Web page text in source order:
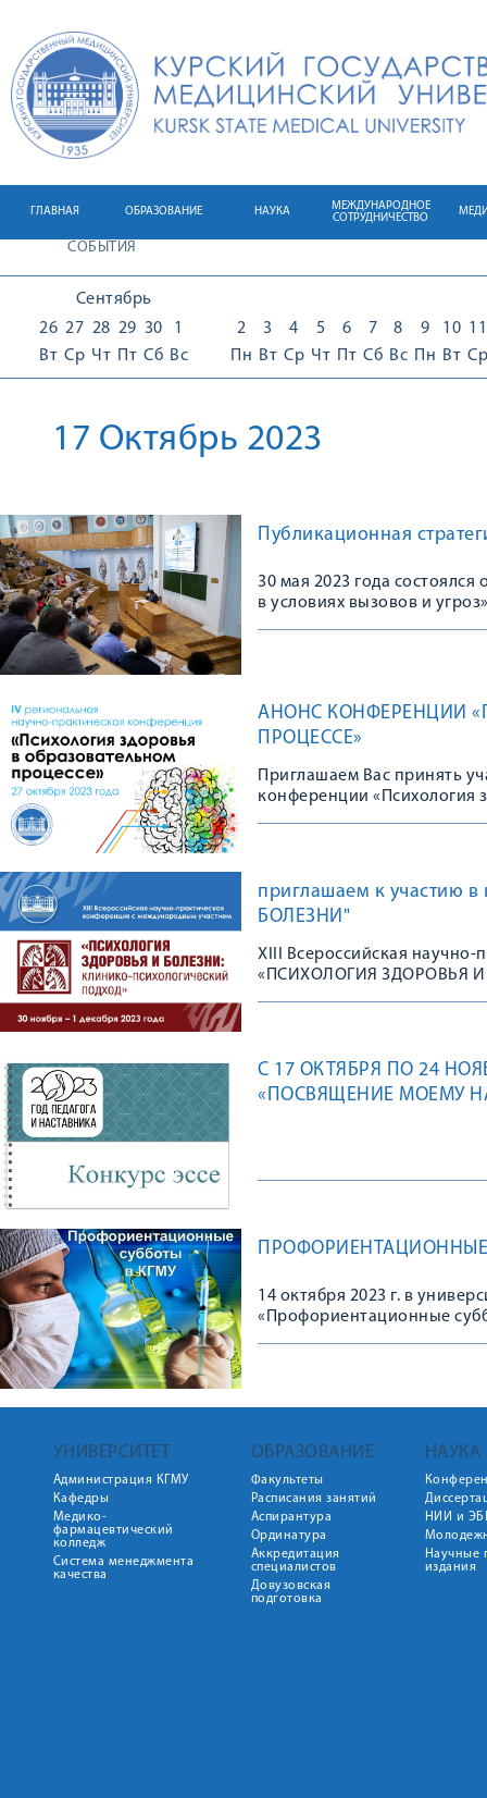
ГЛАВНАЯ ОБРАЗОВАНИЕ НАУКА
МЕЖДУНАРОДНОЕ
СОТРУДНИЧЕСТВО
СОБЫТИЯ
Сентябрь
26
Вт
27
Ср
28
Чт
29
Пт
30
Сб
1
Вс
2
Пн
3
Вт
4
Ср
5
Чт
6
Пт
7
Сб
8
Вс
9
Пн
10
Вт
11
Ср
17 Октябрь 2023
Публикационная
30 мая 2023 года
в условиях вызовов и
АНОНС КОНФЕРЕНЦИИ
ПРОЦЕССЕ»
Приглашаем Вас принять
конференции «Психология
приглашаем к участию
БОЛЕЗНИ"
XIII Всероссийская
«ПСИХОЛОГИЯ ЗДОРОВЬЯ
С 17 ОКТЯБРЯ ПО 24
«ПОСВЯЩЕНИЕ МОЕМУ
ПРОФОРИЕНТАЦИОННЫЕ
14 октября 2023 г. в
«Профориентационные
УНИВЕРСИТЕТ
Администрация КГМУ
Кафедры
Медико-
фармацевтический
колледж
Система менеджмента
качества
ОБРАЗОВАНИЕ
Факультеты
Расписания занятий
Аспирантура
Ординатура
Аккредитация
специалистов
Довузовская
подготовка
НАУКА
НИИ и
Научные
издания